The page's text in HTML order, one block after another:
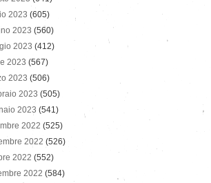
2023 (605)
2023 (560)
2023 (412)
2023 (567)
2023 (506)
2023 (505)
2023 (541)
2022 (525)
2022 (526)
2022 (552)
2022 (584)